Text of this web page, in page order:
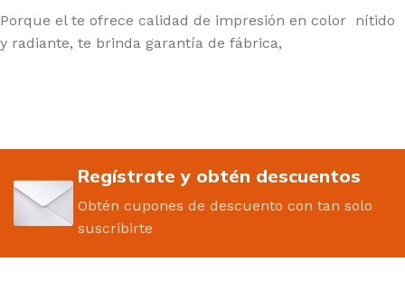
Porque el te ofrece calidad de impresión en color nítido
y radiante, te brinda garantía de fábrica,
Regístrate y obtén descuentos
Obtén cupones de descuento con tan solo
suscribirte